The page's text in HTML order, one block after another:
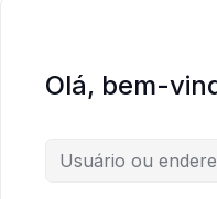
Olá, bem-